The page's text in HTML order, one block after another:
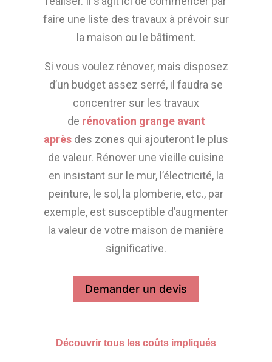
faire une liste des travaux à prévoir sur
la maison ou le bâtiment.
Si vous voulez rénover, mais disposez
d’un budget assez serré, il faudra se
concentrer sur les travaux
de rénovation grange avant
après des zones qui ajouteront le plus
de valeur. Rénover une vieille cuisine
en insistant sur le mur, l’électricité, la
peinture, le sol, la plomberie, etc., par
exemple, est susceptible d’augmenter
la valeur de votre maison de manière
significative.
Demander un devis
Découvrir tous les coûts impliqués